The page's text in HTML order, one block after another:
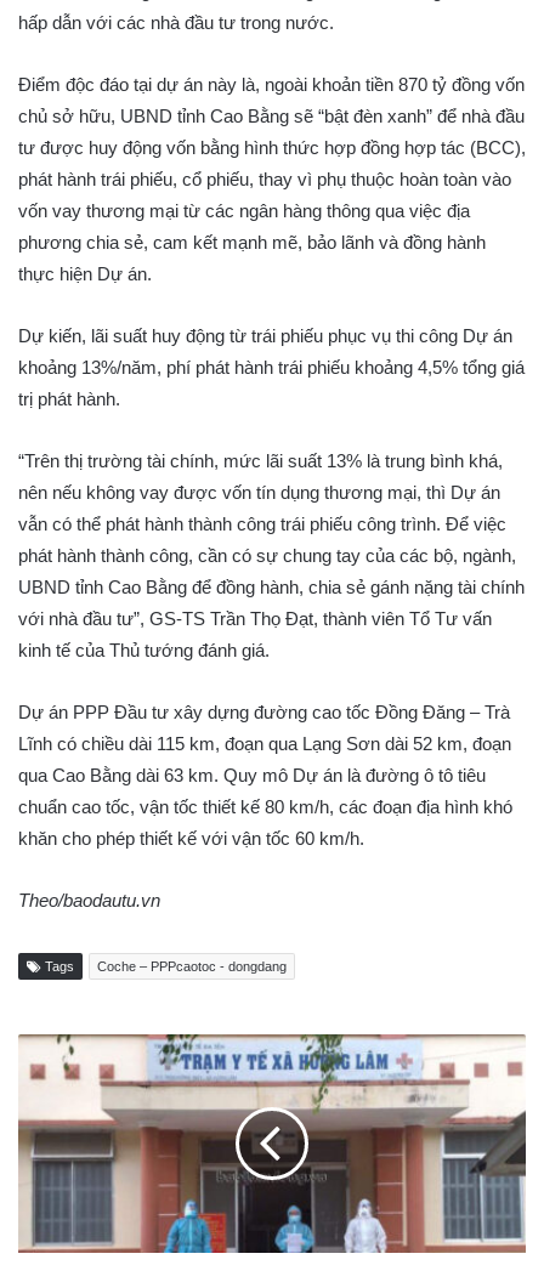
hấp dẫn với các nhà đầu tư trong nước.
Điểm độc đáo tại dự án này là, ngoài khoản tiền 870 tỷ đồng vốn
chủ sở hữu, UBND tỉnh Cao Bằng sẽ “bật đèn xanh” để nhà đầu
tư được huy động vốn bằng hình thức hợp đồng hợp tác (BCC),
phát hành trái phiếu, cổ phiếu, thay vì phụ thuộc hoàn toàn vào
vốn vay thương mại từ các ngân hàng thông qua việc địa
phương chia sẻ, cam kết mạnh mẽ, bảo lãnh và đồng hành
thực hiện Dự án.
Dự kiến, lãi suất huy động từ trái phiếu phục vụ thi công Dự án
khoảng 13%/năm, phí phát hành trái phiếu khoảng 4,5% tổng giá
trị phát hành.
“Trên thị trường tài chính, mức lãi suất 13% là trung bình khá,
nên nếu không vay được vốn tín dụng thương mại, thì Dự án
vẫn có thể phát hành thành công trái phiếu công trình. Để việc
phát hành thành công, cần có sự chung tay của các bộ, ngành,
UBND tỉnh Cao Bằng để đồng hành, chia sẻ gánh nặng tài chính
với nhà đầu tư”, GS-TS Trần Thọ Đạt, thành viên Tổ Tư vấn
kinh tế của Thủ tướng đánh giá.
Dự án PPP Đầu tư xây dựng đường cao tốc Đồng Đăng – Trà
Lĩnh có chiều dài 115 km, đoạn qua Lạng Sơn dài 52 km, đoạn
qua Cao Bằng dài 63 km. Quy mô Dự án là đường ô tô tiêu
chuẩn cao tốc, vận tốc thiết kế 80 km/h, các đoạn địa hình khó
khăn cho phép thiết kế với vận tốc 60 km/h.
Theo/baodautu.vn
Tags Coche – PPPcaotoc - dongdang